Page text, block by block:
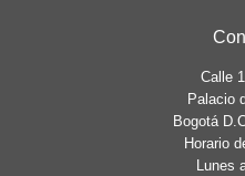
Calle
Palacio
Bogotá
Horario
Lunes